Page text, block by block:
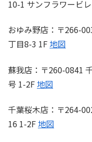
10-1 サンフラワービ
おゆみ野店：〒266-
丁目8-3 1F地図
蘇我店：〒260-0841
号 1-2F地図
千葉桜木店：〒264-
16 1-2F地図